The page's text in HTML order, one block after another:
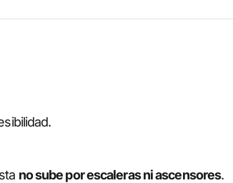
no sube por escaleras ni ascensores.